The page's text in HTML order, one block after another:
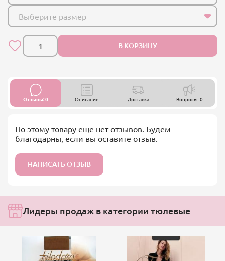
Выберите размер
В КОРЗИНУ
Отзывы: 0 Описание Доставка Вопросы: 0
По этому товару еще нет отзывов. Будем
благодарны, если вы оставите отзыв.
НАПИСАТЬ ОТЗЫВ
Лидеры продаж в категории тюлевые